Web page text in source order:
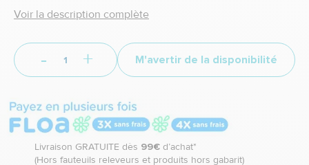
crépitement d'un feu de bois) Simulateur de crépuscule
Voir la description complète
- + M'avertir de la disponibilité
Livraison GRATUITE dès 99€ d’achat*
(Hors fauteuils releveurs et produits hors gabarit)